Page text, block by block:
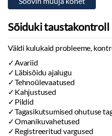
Sõiduki taustakontroll
Väldi kulukaid probleeme,
Avariid
Läbisõidu ajalugu
Tehnoülevaatused
Kahjustused
Pildid
Tagasikutsumised ohutuse
Omanikuvahetused
Registreeritud vargused